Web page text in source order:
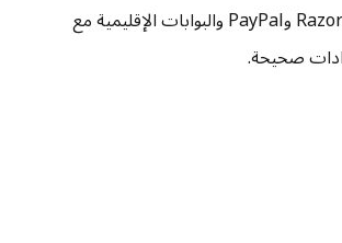
تكامل Stripe وRazorpay وPayPal والبوابات الإقليمية مع